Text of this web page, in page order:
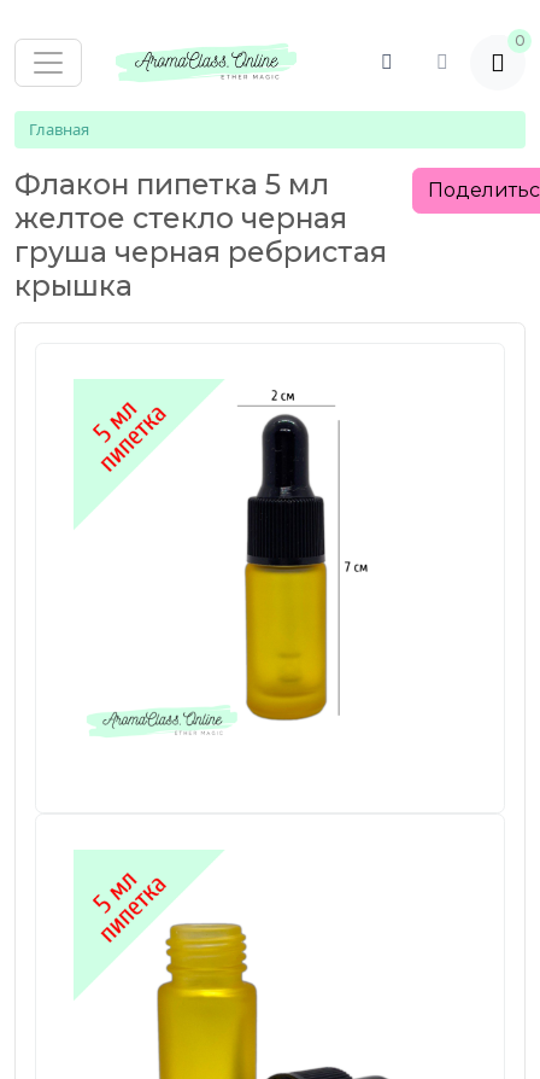
0
Главная
Флакон пипетка 5 мл
желтое стекло черная
груша черная ребристая
крышка